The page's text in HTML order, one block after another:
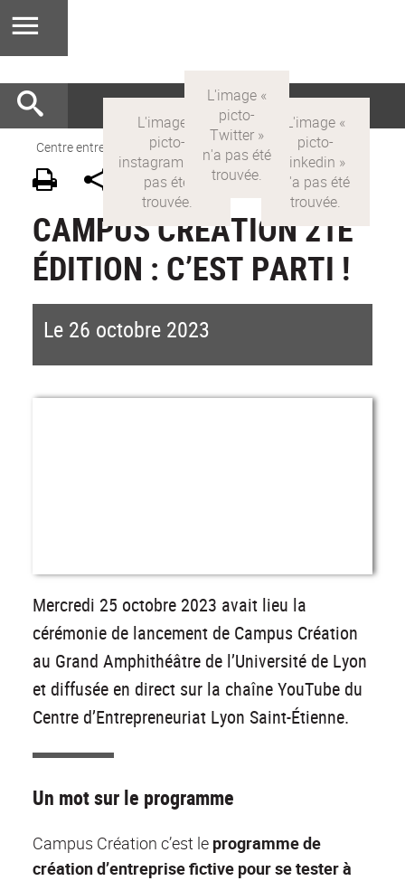
Centre entrepreneuriat>FR Actualités
CAMPUS CRÉATION 21E
ÉDITION : C’EST PARTI !
Le 26 octobre 2023
Mercredi 25 octobre 2023 avait lieu la
cérémonie de lancement de Campus Création
au Grand Amphithéâtre de l’Université de Lyon
et diffusée en direct sur la chaîne YouTube du
Centre d’Entrepreneuriat Lyon Saint-Étienne.
Un mot sur le programme
Campus Création c’est le programme de
création d’entreprise fictive pour se tester à